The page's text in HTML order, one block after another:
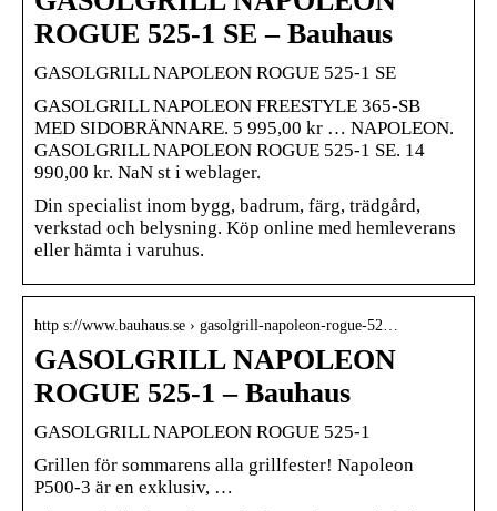
ROGUE 525-1 SE – Bauhaus
GASOLGRILL NAPOLEON ROGUE 525-1 SE
GASOLGRILL NAPOLEON FREESTYLE 365-SB
MED SIDOBRÄNNARE. 5 995,00 kr … NAPOLEON.
GASOLGRILL NAPOLEON ROGUE 525-1 SE. 14
990,00 kr. NaN st i weblager.
Din specialist inom bygg, badrum, färg, trädgård,
verkstad och belysning. Köp online med hemleverans
eller hämta i varuhus.
http s://www.bauhaus.se › gasolgrill-napoleon-rogue-52…
GASOLGRILL NAPOLEON
ROGUE 525-1 – Bauhaus
GASOLGRILL NAPOLEON ROGUE 525-1
Grillen för sommarens alla grillfester! Napoleon
P500-3 är en exklusiv, …